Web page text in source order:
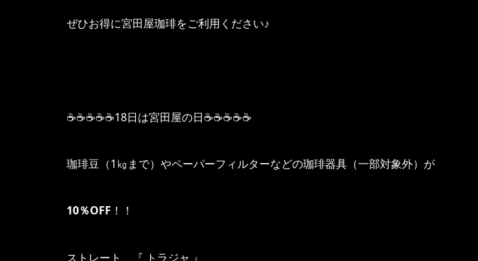
ぜひお得に宮田屋珈琲をご利用ください♪
☕☕☕☕☕18日は宮田屋の日☕☕☕☕☕
珈琲豆（1㎏まで）やペーパーフィルターなどの珈琲器具（一部対象外）が
10％OFF ！！
ストレート 『 トラジャ 』